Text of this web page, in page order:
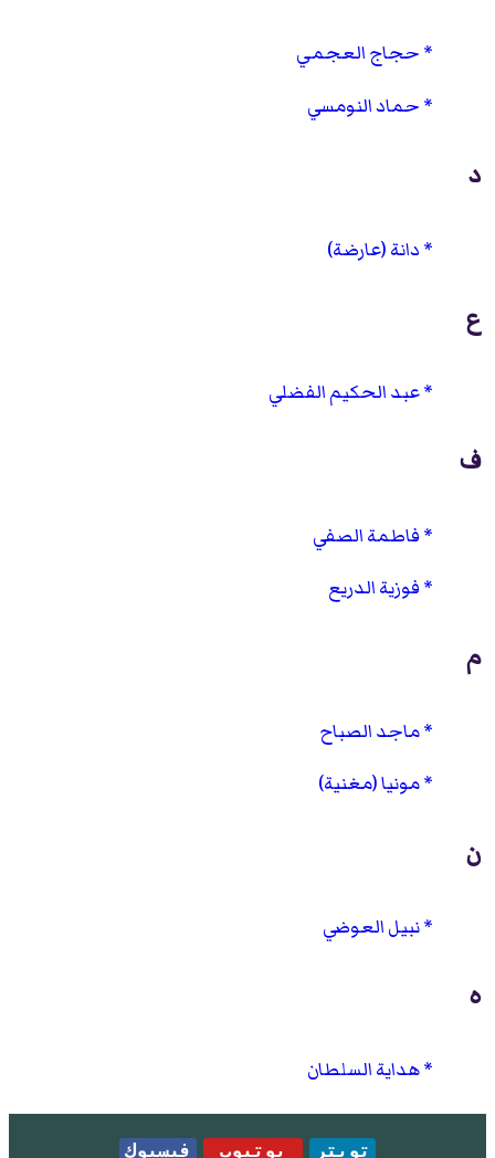
حجاج العجمي
حماد النومسي
د
دانة (عارضة)
ع
عبد الحكيم الفضلي
ف
فاطمة الصفي
فوزية الدريع
م
ماجد الصباح
مونيا (مغنية)
ن
نبيل العوضي
ه
هداية السلطان
تويتر يوتيوب فيسبوك